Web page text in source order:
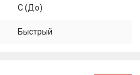
C (До)
Быстрый